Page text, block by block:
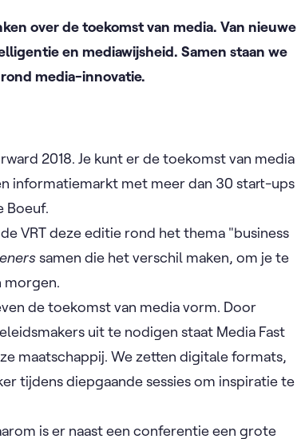
over de toekomst van media. Van nieuwe
en mediawijsheid. Samen staan we
media-innovatie.
2018. Je kunt er de toekomst van media
informatiemarkt met meer dan 30 start-ups
Boeuf.
VRT deze editie rond het thema "business
samen die het verschil maken, om je te
morgen.
de toekomst van media vorm. Door
uit te nodigen staat Media Fast
maatschappij. We zetten digitale formats,
tijdens diepgaande sessies om inspiratie te
is er naast een conferentie een grote